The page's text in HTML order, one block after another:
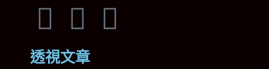
透視文章